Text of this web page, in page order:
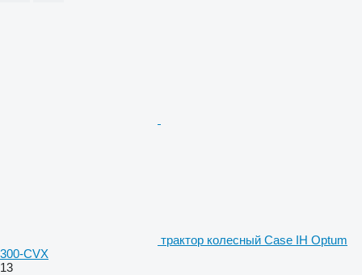
трактор колесный Case IH Optum
300-CVX
13